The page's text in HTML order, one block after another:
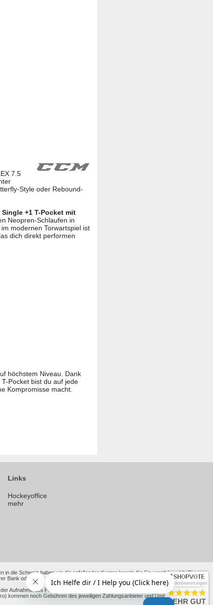
7.5
Style oder Rebound-
Single +1 T-Pocket mit
Neopren-Schlaufen in
modernen Torwartspiel ist
dich direkt performen
höchstem Niveau. Dank
Pocket bist du auf jede
Kompromisse macht.
Links
Hockeyoffice
mehr
in die Schweiz haben wir die anfallenden Kosten bereits für Sie vorab bezahlt. Sie
Bank oder Ihres Kreditkartenanbieters anfallen. Bei Lieferungen in andere Nicht-EU-
Aufnahme des Produktes in unseren Shop oder der neue Richtpreis nach alten
kommen noch Gebühren des jeweiligen Zahlungsanbieter und Umrechnungskurse
Kundenbewertungen
SEHR GUT